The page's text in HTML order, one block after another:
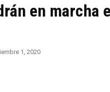
en marcha
1, 2020